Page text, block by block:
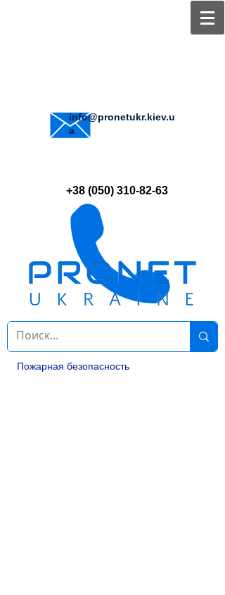
info@pronetukr.kiev.u
a
+38 (050) 310-82-63
Пожарная безопасность